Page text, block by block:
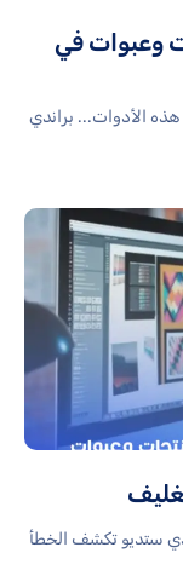
وعبوات في
هذه الأدوات... براندي
ستديو تكشف الخطأ